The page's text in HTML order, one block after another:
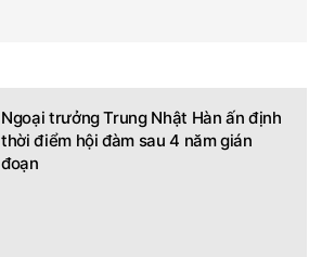
Ngoại trưởng Trung Nhật Hàn ấn định
thời điểm hội đàm sau 4 năm gián
đoạn